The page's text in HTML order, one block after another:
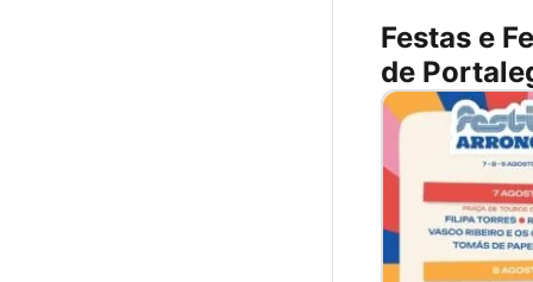
Festas e
de